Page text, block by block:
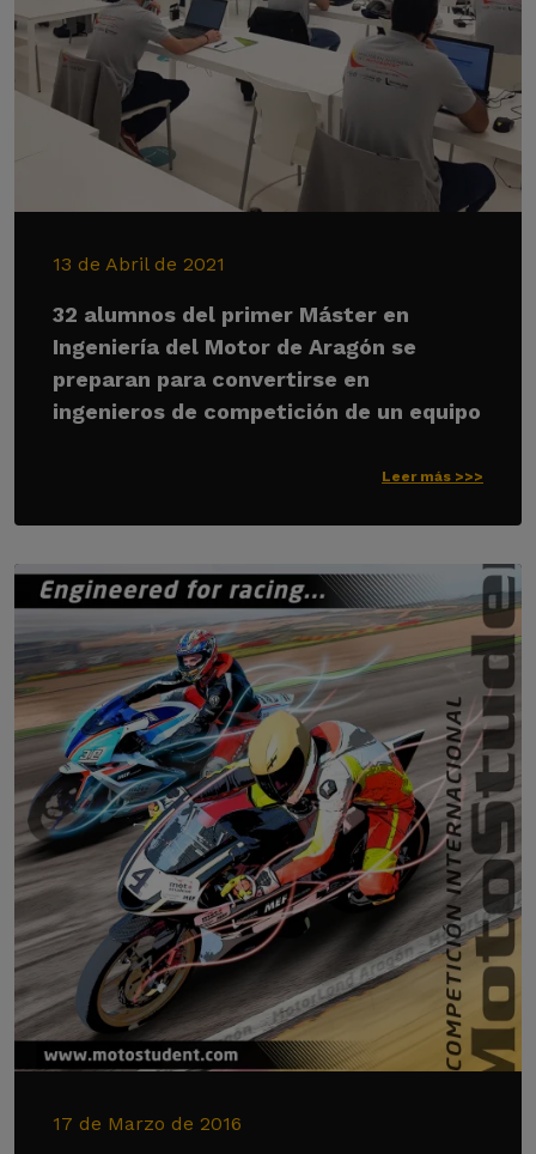
13 de Abril de 2021
32 alumnos del primer Máster en
Ingeniería del Motor de Aragón se
preparan para convertirse en
ingenieros de competición de un equipo
Leer más >>>
17 de Marzo de 2016